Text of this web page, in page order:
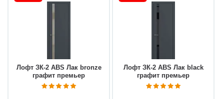
Лофт ЗК-2 ABS Лак bronze
графит премьер
Лофт ЗК-2 ABS Лак black
графит премьер